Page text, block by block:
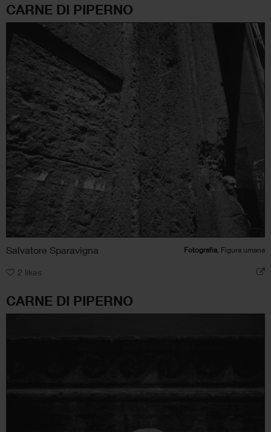
CARNE DI PIPERNO
Salvatore Sparavigna Fotografia, Figura umana
2 likes
CARNE DI PIPERNO